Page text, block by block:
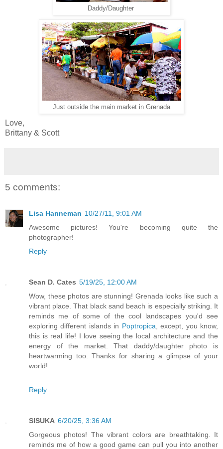
Daddy/Daughter
Just outside the main market in Grenada
Love,
Brittany & Scott
5 comments:
Lisa Hanneman 10/27/11, 9:01 AM
Awesome pictures! You're becoming quite the
photographer!
Reply
Sean D. Cates 5/19/25, 12:00 AM
Wow, these photos are stunning! Grenada looks like such a
vibrant place. That black sand beach is especially striking. It
reminds me of some of the cool landscapes you'd see
exploring different islands in Poptropica , except, you know,
this is real life! I love seeing the local architecture and the
energy of the market. That daddy/daughter photo is
heartwarming too. Thanks for sharing a glimpse of your
world!
Reply
SISUKA 6/20/25, 3:36 AM
Gorgeous photos! The vibrant colors are breathtaking. It
reminds me of how a good game can pull you into another